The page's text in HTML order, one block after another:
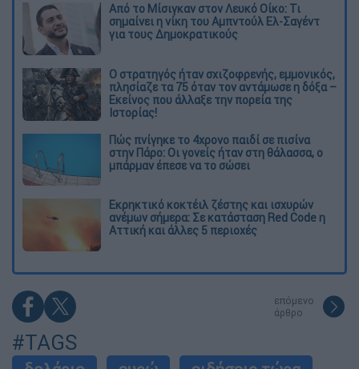
Από το Μίσιγκαν στον Λευκό Οίκο: Τι
σημαίνει η νίκη του Αμπντούλ Ελ-Σαγέντ
για τους Δημοκρατικούς
O στρατηγός ήταν σχιζοφρενής, εμμονικός,
πλησίαζε τα 75 όταν τον αντάμωσε η δόξα –
Εκείνος που άλλαξε την πορεία της
Ιστορίας!
Πώς πνίγηκε το 4χρονο παιδί σε πισίνα
στην Πάρο: Οι γονείς ήταν στη θάλασσα, ο
μπάρμαν έπεσε να το σώσει
Εκρηκτικό κοκτέιλ ζέστης και ισχυρών
ανέμων σήμερα: Σε κατάσταση Red Code η
Αττική και άλλες 5 περιοχές
επόμενο
άρθρο
#TAGS